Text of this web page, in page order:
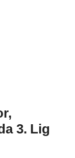
3. Lig